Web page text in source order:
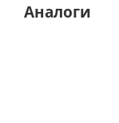
Аналоги